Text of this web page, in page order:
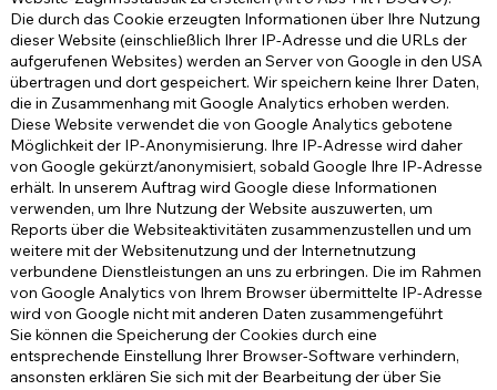
Die durch das Cookie erzeugten Informationen über Ihre Nutzung
dieser Website (einschließlich Ihrer IP-Adresse und die URLs der
aufgerufenen Websites) werden an Server von Google in den USA
übertragen und dort gespeichert. Wir speichern keine Ihrer Daten,
die in Zusammenhang mit Google Analytics erhoben werden.
Diese Website verwendet die von Google Analytics gebotene
Möglichkeit der IP-Anonymisierung. Ihre IP-Adresse wird daher
von Google gekürzt/anonymisiert, sobald Google Ihre IP-Adresse
erhält. In unserem Auftrag wird Google diese Informationen
verwenden, um Ihre Nutzung der Website auszuwerten, um
Reports über die Websiteaktivitäten zusammenzustellen und um
weitere mit der Websitenutzung und der Internetnutzung
verbundene Dienstleistungen an uns zu erbringen. Die im Rahmen
von Google Analytics von Ihrem Browser übermittelte IP-Adresse
wird von Google nicht mit anderen Daten zusammengeführt
Sie können die Speicherung der Cookies durch eine
entsprechende Einstellung Ihrer Browser-Software verhindern,
ansonsten erklären Sie sich mit der Bearbeitung der über Sie